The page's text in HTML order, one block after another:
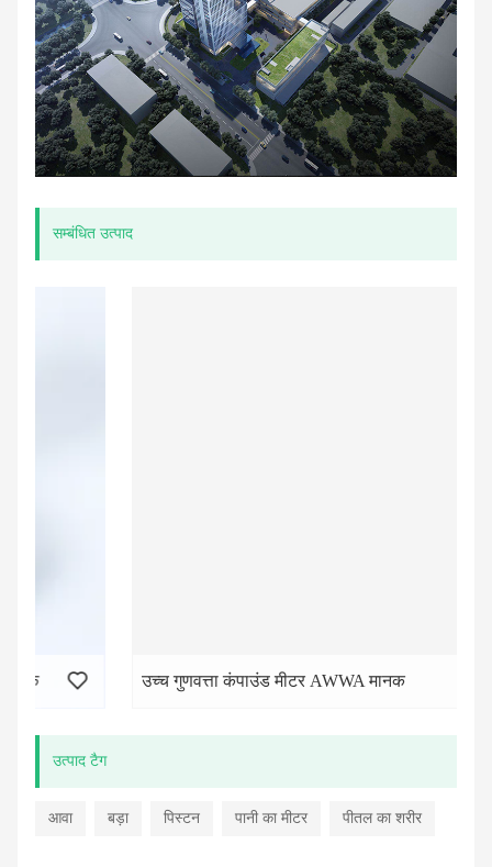
सम्बंधित उत्पाद
उच्च गुणवत्ता कंपाउंड मीटर AWWA मानक
उत्पाद टैग
आवा बड़ा पिस्टन पानी का मीटर पीतल का शरीर